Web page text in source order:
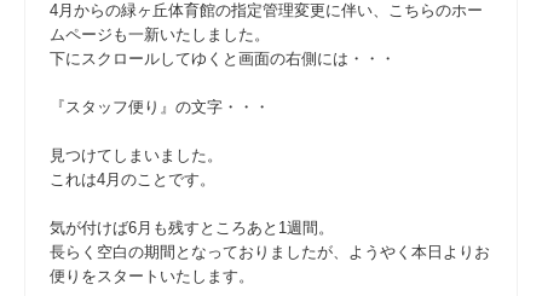
4月からの緑ヶ丘体育館の指定管理変更に伴い、こちらのホー
ムページも一新いたしました。
下にスクロールしてゆくと画面の右側には・・・
『スタッフ便り』の文字・・・
見つけてしまいました。
これは4月のことです。
気が付けば6月も残すところあと1週間。
長らく空白の期間となっておりましたが、ようやく本日よりお
便りをスタートいたします。